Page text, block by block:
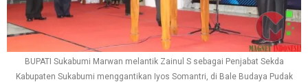
BUPATI Sukabumi Marwan melantik Zainul S sebagai Penjabat Sekda
Kabupaten Sukabumi menggantikan Iyos Somantri, di Bale Budaya Pudak